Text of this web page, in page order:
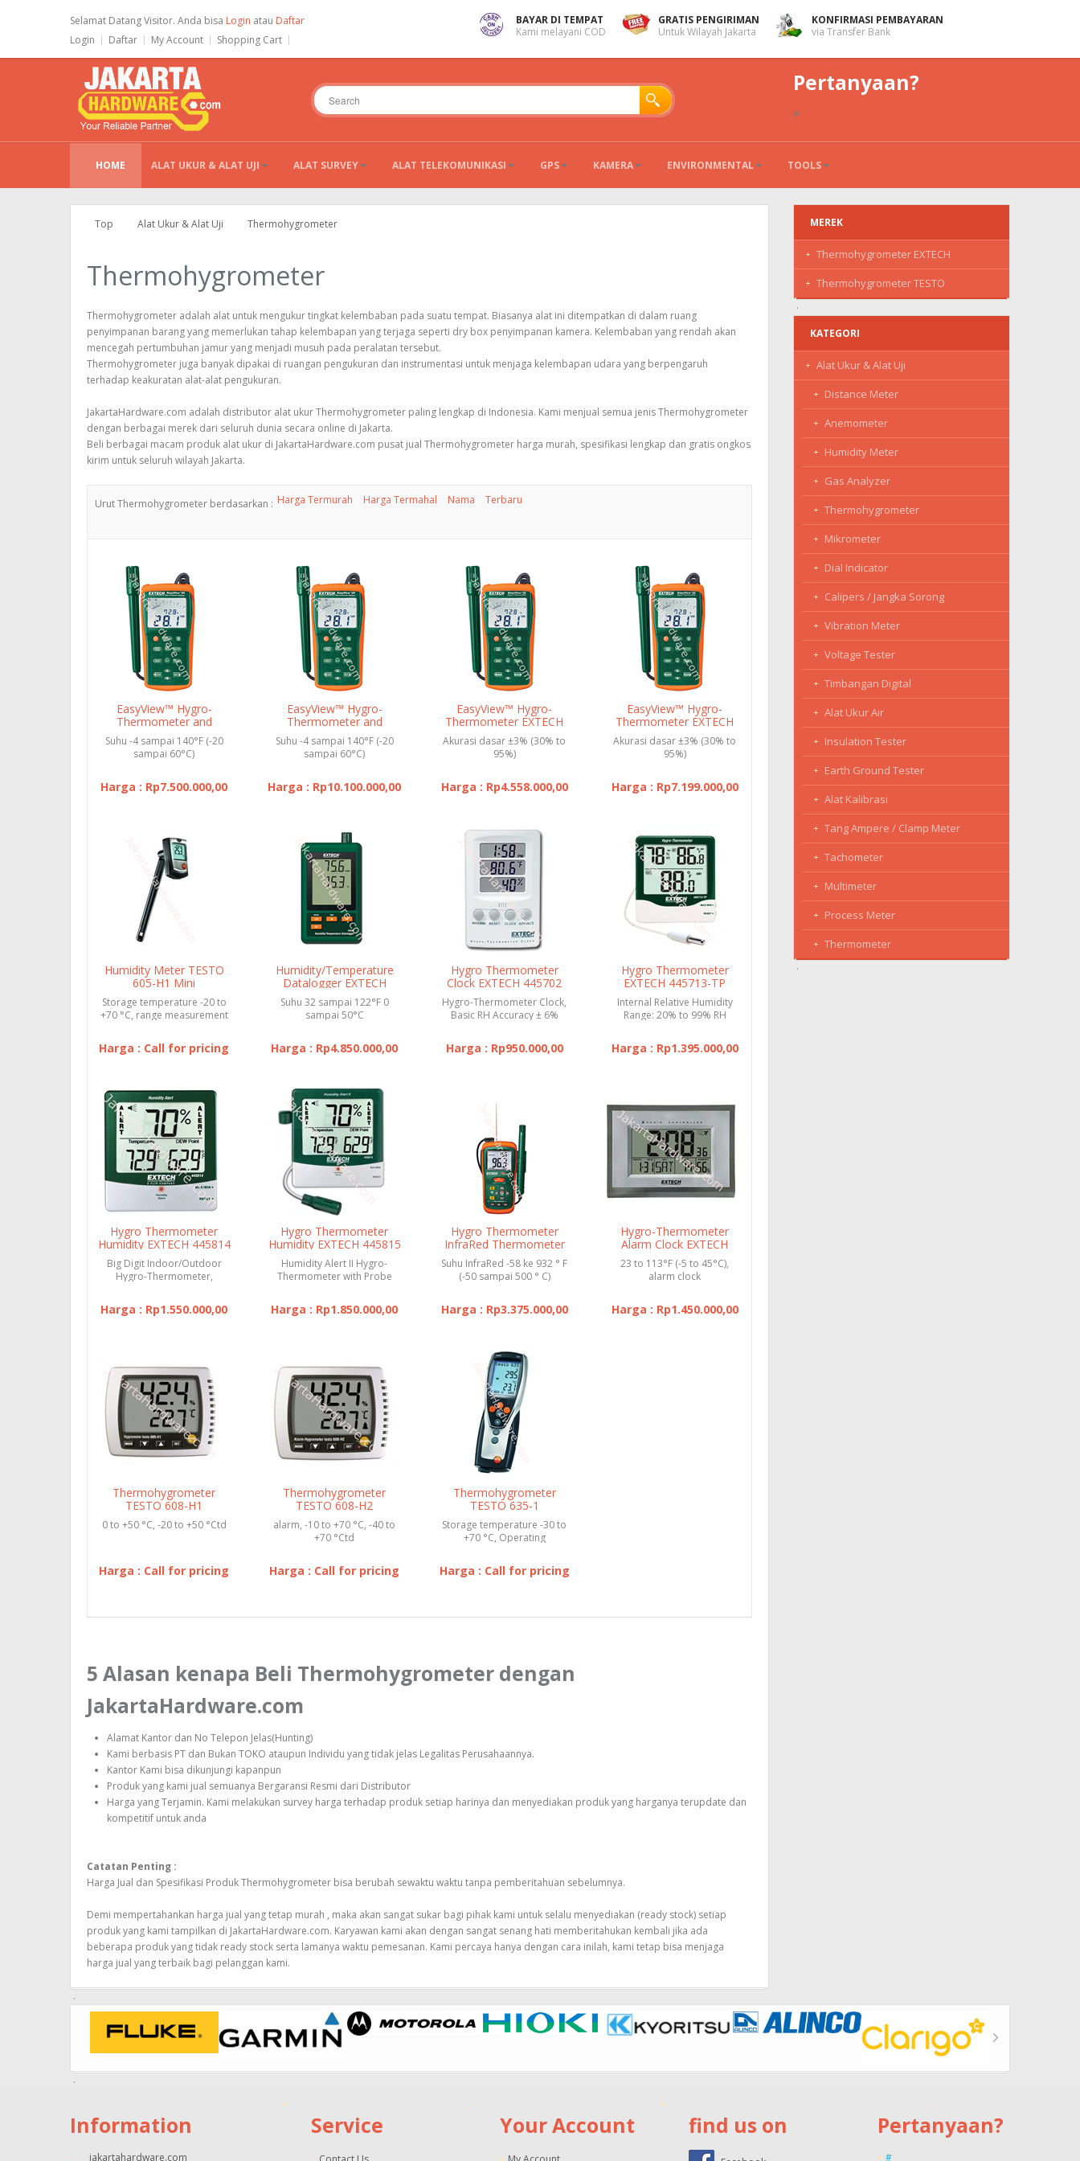
Selamat Datang Visitor. Anda bisa Login atau Daftar
Login
Daftar My Account Shopping Cart
BAYAR DI TEMPAT
Kami melayani COD
GRATIS PENGIRIMAN
Untuk Wilayah Jakarta
KONFIRMASI PEMBAYARAN
via Transfer Bank
Pertanyaan?
#
HOME ALAT UKUR & ALAT UJI ALAT SURVEY ALAT TELEKOMUNIKASI GPS KAMERA ENVIRONMENTAL TOOLS
Top Alat Ukur & Alat Uji Thermohygrometer
Thermohygrometer
Thermohygrometer adalah alat untuk mengukur tingkat kelembaban pada suatu tempat. Biasanya alat ini ditempatkan di dalam ruang
penyimpanan barang yang memerlukan tahap kelembapan yang terjaga seperti dry box penyimpanan kamera. Kelembaban yang rendah akan
mencegah pertumbuhan jamur yang menjadi musuh pada peralatan tersebut.
Thermohygrometer juga banyak dipakai di ruangan pengukuran dan instrumentasi untuk menjaga kelembapan udara yang berpengaruh
terhadap keakuratan alat-alat pengukuran.
JakartaHardware.com adalah distributor alat ukur Thermohygrometer paling lengkap di Indonesia. Kami menjual semua jenis Thermohygrometer
dengan berbagai merek dari seluruh dunia secara online di Jakarta.
Beli berbagai macam produk alat ukur di JakartaHardware.com pusat jual Thermohygrometer harga murah, spesifikasi lengkap dan gratis ongkos
kirim untuk seluruh wilayah Jakarta.
Urut Thermohygrometer berdasarkan : Harga Termurah Harga Termahal Nama Terbaru
EasyView™ Hygro-
Thermometer and
Datalogger EX
Suhu -4 sampai 140°F (-20
sampai 60°C)
Harga : Rp7.500.000,00
EasyView™ Hygro-
Thermometer and
Datalogger EX
Suhu -4 sampai 140°F (-20
sampai 60°C)
Harga : Rp10.100.000,00
EasyView™ Hygro-
Thermometer EXTECH
EA20
Akurasi dasar ±3% (30% to
95%)
Harga : Rp4.558.000,00
EasyView™ Hygro-
Thermometer EXTECH
EA20-NIST
Akurasi dasar ±3% (30% to
95%)
Harga : Rp7.199.000,00
Humidity Meter TESTO
605-H1 Mini
Thermohygrom
Storage temperature -20 to
+70 °C, range measurement
Harga : Call for pricing
Humidity/Temperature
Datalogger EXTECH
SD500
Suhu 32 sampai 122°F 0
sampai 50°C
Harga : Rp4.850.000,00
Hygro Thermometer
Clock EXTECH 445702
Hygro-Thermometer Clock,
Basic RH Accuracy ± 6%
Harga : Rp950.000,00
Hygro Thermometer
EXTECH 445713-TP
Internal Relative Humidity
Range: 20% to 99% RH
Harga : Rp1.395.000,00
Hygro Thermometer
Humidity EXTECH 445814
Big Digit Indoor/Outdoor
Hygro-Thermometer,
Harga : Rp1.550.000,00
Hygro Thermometer
Humidity EXTECH 445815
with
Humidity Alert II Hygro-
Thermometer with Probe
Harga : Rp1.850.000,00
Hygro Thermometer
InfraRed Thermometer
EXTECH
Suhu InfraRed -58 ke 932 ° F
(-50 sampai 500 ° C)
Harga : Rp3.375.000,00
Hygro-Thermometer
Alarm Clock EXTECH
445706
23 to 113°F (-5 to 45°C),
alarm clock
Harga : Rp1.450.000,00
Thermohygrometer
TESTO 608-H1
0 to +50 °C, -20 to +50 °Ctd
Harga : Call for pricing
Thermohygrometer
TESTO 608-H2
alarm, -10 to +70 °C, -40 to
+70 °Ctd
Harga : Call for pricing
Thermohygrometer
TESTO 635-1
Storage temperature -30 to
+70 °C, Operating
Harga : Call for pricing
5 Alasan kenapa Beli Thermohygrometer dengan
JakartaHardware.com
Alamat Kantor dan No Telepon Jelas(Hunting)
Kami berbasis PT dan Bukan TOKO ataupun Individu yang tidak jelas Legalitas Perusahaannya.
Kantor Kami bisa dikunjungi kapanpun
Produk yang kami jual semuanya Bergaransi Resmi dari Distributor
Harga yang Terjamin. Kami melakukan survey harga terhadap produk setiap harinya dan menyediakan produk yang harganya terupdate dan
kompetitif untuk anda
Catatan Penting :
Harga Jual dan Spesifikasi Produk Thermohygrometer bisa berubah sewaktu waktu tanpa pemberitahuan sebelumnya.
Demi mempertahankan harga jual yang tetap murah , maka akan sangat sukar bagi pihak kami untuk selalu menyediakan (ready stock) setiap
produk yang kami tampilkan di JakartaHardware.com. Karyawan kami akan dengan sangat senang hati memberitahukan kembali jika ada
beberapa produk yang tidak ready stock serta lamanya waktu pemesanan. Kami percaya hanya dengan cara inilah, kami tetap bisa menjaga
harga jual yang terbaik bagi pelanggan kami.
MEREK
Thermohygrometer EXTECH
Thermohygrometer TESTO
KATEGORI
Alat Ukur & Alat Uji
Distance Meter
Anemometer
Humidity Meter
Gas Analyzer
Thermohygrometer
Mikrometer
Dial Indicator
Calipers / Jangka Sorong
Vibration Meter
Voltage Tester
Timbangan Digital
Alat Ukur Air
Insulation Tester
Earth Ground Tester
Alat Kalibrasi
Tang Ampere / Clamp Meter
Tachometer
Multimeter
Process Meter
Thermometer
Information
jakartahardware.com
Service Your Account find us on Pertanyaan?
#